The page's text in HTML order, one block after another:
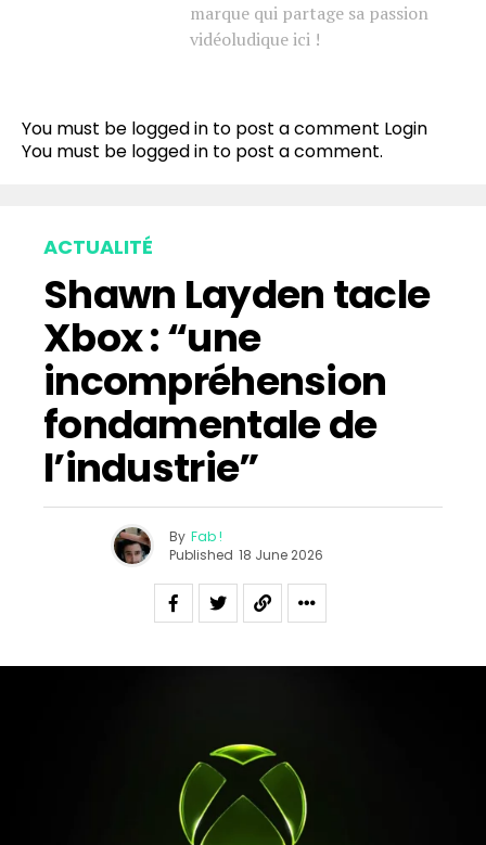
marque qui partage sa passion
vidéoludique ici !
You must be logged in to post a comment Login
You must be logged in to post a comment.
ACTUALITÉ
Shawn Layden tacle
Xbox : “une
incompréhension
fondamentale de
l’industrie”
By Fab !
Published 18 June 2026
Pinterest